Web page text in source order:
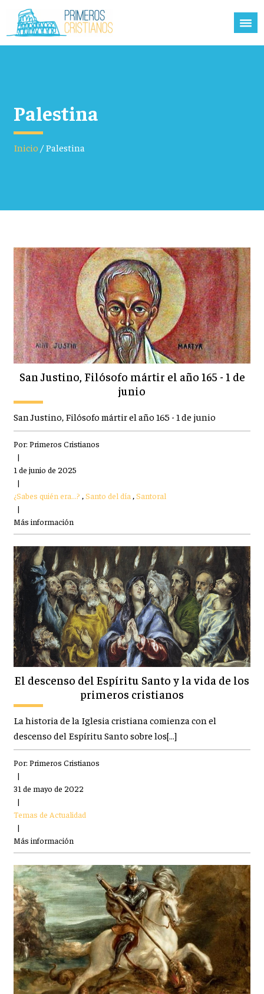
Palestina
Inicio/Palestina
San Justino, Filósofo mártir el año 165 - 1 de
junio
San Justino, Filósofo mártir el año 165 - 1 de junio
Por: Primeros Cristianos
|
1 de junio de 2025
|
¿Sabes quién era...? ,Santo del día ,Santoral
|
Más información
El descenso del Espíritu Santo y la vida de los
primeros cristianos
La historia de la Iglesia cristiana comienza con el
descenso del Espíritu Santo sobre los[…]
Por: Primeros Cristianos
|
31 de mayo de 2022
|
Temas de Actualidad
|
Más información